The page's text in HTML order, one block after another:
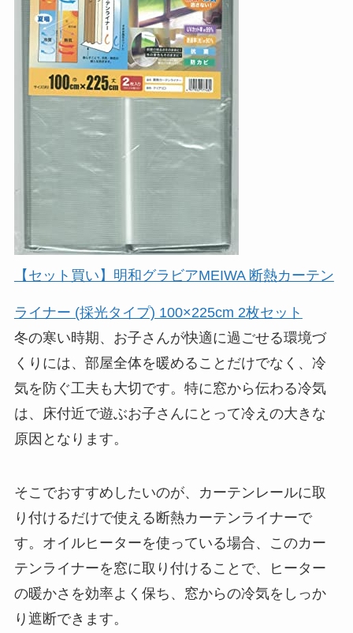
【セット買い】明和グラビアMEIWA 断熱カーテン
ライナー (採光タイプ) 100×225cm 2枚セット
冬の寒い時期、お子さんが快適に過ごせる環境づ
くりには、部屋全体を暖めることだけでなく、冷
気を防ぐ工夫も大切です。特に窓から伝わる冷気
は、床付近で遊ぶお子さんにとって冷えの大きな
原因となります。
そこでおすすめしたいのが、カーテンレールに取
り付けるだけで使える断熱カーテンライナーで
す。オイルヒーターを使っている場合、このカー
テンライナーを窓に取り付けることで、ヒーター
の暖かさを効率よく保ち、窓からの冷気をしっか
り遮断できます。